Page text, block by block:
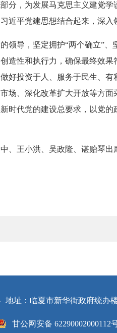
分，为发展马克思主义建党
近平党建思想结合起来，深
领导，坚定拥护“两个确立”
造性和执行力，确保最终效
好投资于人、服务于民生、
场、深化改革扩大开放等方
时代党的建设总要求，以党
、王小洪、吴政隆、谌贻琴出
地址：临夏市新华街政府统办
甘公网安备 62290002000112